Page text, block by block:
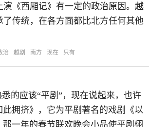
《西厢记》有一定的政治原因。越
传统，在各方面都比北方任何其他
治 越剧 南方 现在 只有
的应该“平剧”，现在说起来，也许
拥挤》，它为平剧著名的戏剧《以
一年的春节联欢晚会小品使平剧栩